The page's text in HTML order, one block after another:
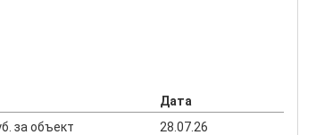
Дата
за объект 28.07.26